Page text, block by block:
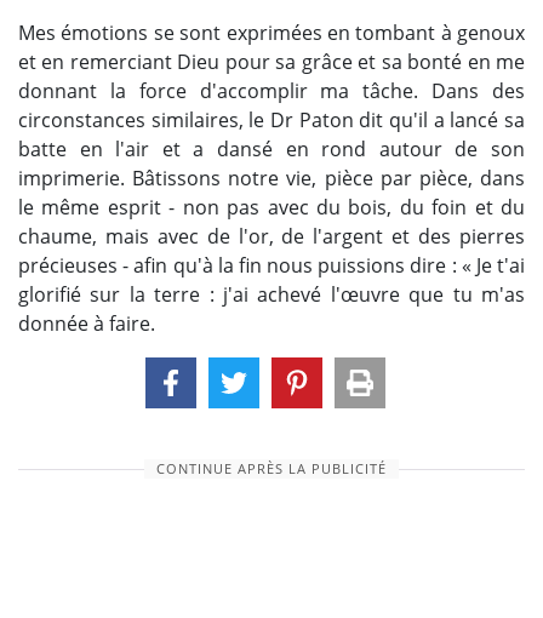
Mes émotions se sont exprimées en tombant à genoux
et en remerciant Dieu pour sa grâce et sa bonté en me
donnant la force d'accomplir ma tâche. Dans des
circonstances similaires, le Dr Paton dit qu'il a lancé sa
batte en l'air et a dansé en rond autour de son
imprimerie. Bâtissons notre vie, pièce par pièce, dans
le même esprit - non pas avec du bois, du foin et du
chaume, mais avec de l'or, de l'argent et des pierres
précieuses - afin qu'à la fin nous puissions dire : « Je t'ai
glorifié sur la terre : j'ai achevé l'œuvre que tu m'as
donnée à faire.
CONTINUE APRÈS LA PUBLICITÉ